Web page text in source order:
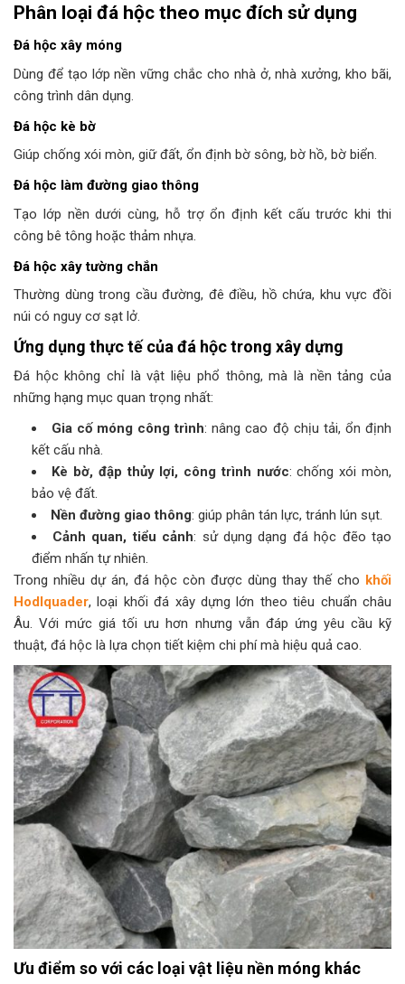
Phân loại đá hộc theo mục đích sử dụng
Đá hộc xây móng
Dùng để tạo lớp nền vững chắc cho nhà ở, nhà xưởng, kho bãi,
công trình dân dụng.
Đá hộc kè bờ
Giúp chống xói mòn, giữ đất, ổn định bờ sông, bờ hồ, bờ biển.
Đá hộc làm đường giao thông
Tạo lớp nền dưới cùng, hỗ trợ ổn định kết cấu trước khi thi
công bê tông hoặc thảm nhựa.
Đá hộc xây tường chắn
Thường dùng trong cầu đường, đê điều, hồ chứa, khu vực đồi
núi có nguy cơ sạt lở.
Ứng dụng thực tế của đá hộc trong xây dựng
Đá hộc không chỉ là vật liệu phổ thông, mà là nền tảng của
những hạng mục quan trọng nhất:
Gia cố móng công trình: nâng cao độ chịu tải, ổn định
kết cấu nhà.
Kè bờ, đập thủy lợi, công trình nước: chống xói mòn,
bảo vệ đất.
Nền đường giao thông: giúp phân tán lực, tránh lún sụt.
Cảnh quan, tiểu cảnh: sử dụng dạng đá hộc đẽo tạo
điểm nhấn tự nhiên.
Trong nhiều dự án, đá hộc còn được dùng thay thế cho khối
Hodlquader, loại khối đá xây dựng lớn theo tiêu chuẩn châu
Âu. Với mức giá tối ưu hơn nhưng vẫn đáp ứng yêu cầu kỹ
thuật, đá hộc là lựa chọn tiết kiệm chi phí mà hiệu quả cao.
Ưu điểm so với các loại vật liệu nền móng khác